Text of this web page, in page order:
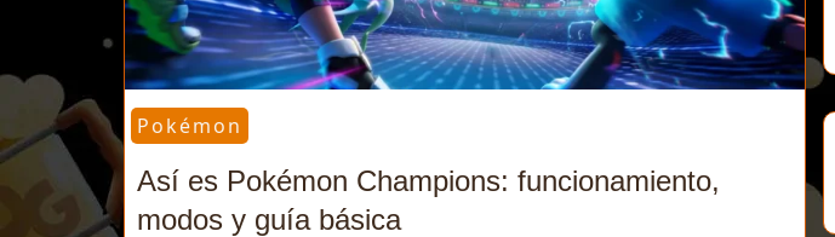
Pokémon
Así es Pokémon Champions: funcionamiento,
modos y guía básica